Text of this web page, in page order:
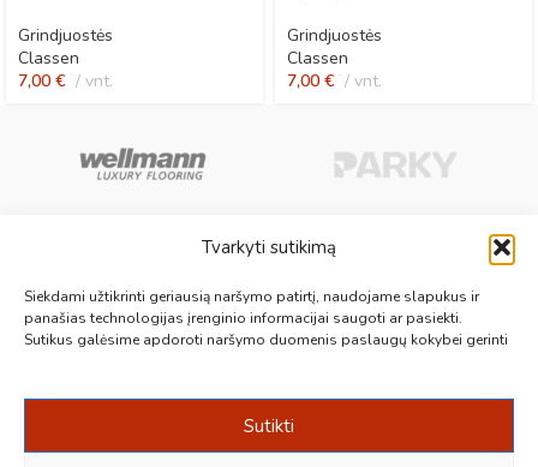
Tvarkyti sutikimą
Siekdami užtikrinti geriausią naršymo patirtį, naudojame slapukus ir
panašias technologijas įrenginio informacijai saugoti ar pasiekti.
Sutikus galėsime apdoroti naršymo duomenis paslaugų kokybei gerinti
Sutikti
Grindjuostės
Classen
7,00 € vnt.
Grindjuostės
Classen
7,00 € vnt.
Aukščiausios kokybės medinės, laminuotos, vinilinės grindys, paklotai,
kiliminės plytelės, grindjuostės ir kt. originalios bei kokybiškos prekės
jūsų grindims.
+370 687 19789